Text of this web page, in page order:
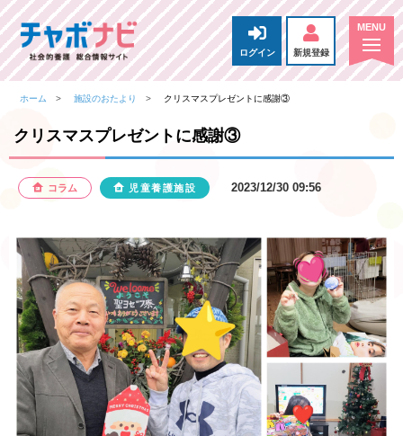
ログイン 新規登録
ホーム 施設のおたより クリスマスプレゼントに感謝③
クリスマスプレゼントに感謝③
コラム 児童養護施設 2023/12/30 09:56